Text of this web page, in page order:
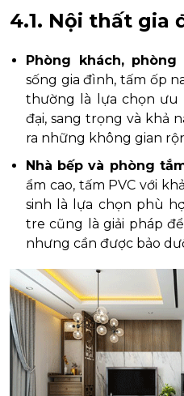
4.1. Nội thất gia
Phòng khách, phòng
sống gia đình, tấm ốp
thường là lựa chọn ưu
đại, sang trọng và khả
ra những không gian
Nhà bếp và phòng
ẩm cao, tấm PVC với
sinh là lựa chọn phù
tre cũng là giải pháp
nhưng cần được bảo